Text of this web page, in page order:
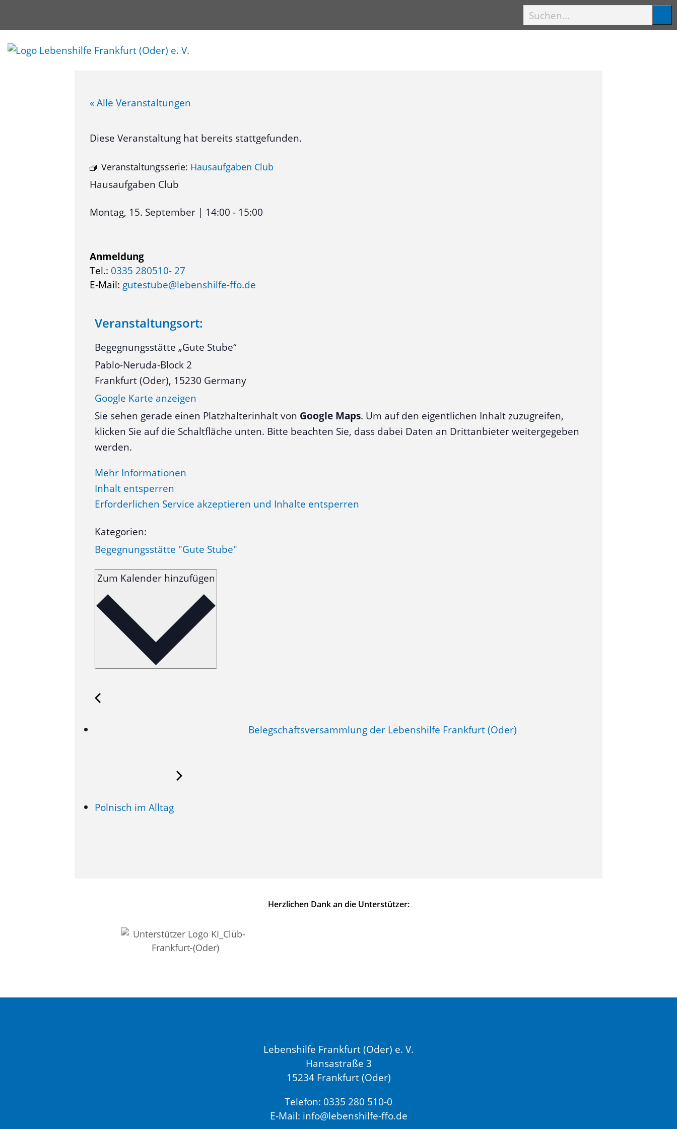
« Alle Veranstaltungen
Diese Veranstaltung hat bereits stattgefunden.
Veranstaltungsserie: Hausaufgaben Club
Hausaufgaben Club
Montag, 15. September | 14:00 - 15:00
Anmeldung
Tel.: 0335 280510- 27
E-Mail: gutestube@lebenshilfe-ffo.de
Veranstaltungsort:
Begegnungsstätte „Gute Stube“
Pablo-Neruda-Block 2
Frankfurt (Oder), 15230 Germany
Google Karte anzeigen
Sie sehen gerade einen Platzhalterinhalt von Google Maps. Um auf den eigentlichen Inhalt zuzugreifen,
klicken Sie auf die Schaltfläche unten. Bitte beachten Sie, dass dabei Daten an Drittanbieter weitergegeben
werden.
Mehr Informationen
Inhalt entsperren
Erforderlichen Service akzeptieren und Inhalte entsperren
Kategorien:
Begegnungsstätte "Gute Stube"
Belegschaftsversammlung der Lebenshilfe Frankfurt (Oder)
Polnisch im Alltag
Herzlichen Dank an die Unterstützer:
Lebenshilfe Frankfurt (Oder) e. V.
Hansastraße 3
15234 Frankfurt (Oder)
Telefon: 0335 280 510-0
E-Mail: info@lebenshilfe-ffo.de